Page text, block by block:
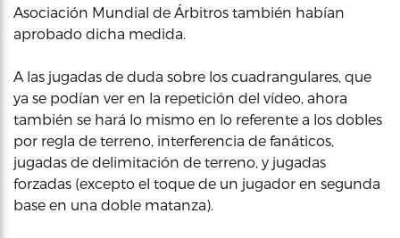
Asociación Mundial de Árbitros también habían
aprobado dicha medida.
A las jugadas de duda sobre los cuadrangulares, que
ya se podían ver en la repetición del vídeo, ahora
también se hará lo mismo en lo referente a los dobles
por regla de terreno, interferencia de fanáticos,
jugadas de delimitación de terreno, y jugadas
forzadas (excepto el toque de un jugador en segunda
base en una doble matanza).